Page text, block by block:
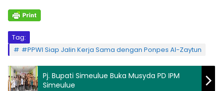
Tag:
#PPWI Siap Jalin Kerja Sama dengan Ponpes Al-Zaytun
Pj. Bupati Simeulue Buka Musyda PD IPM
Simeulue